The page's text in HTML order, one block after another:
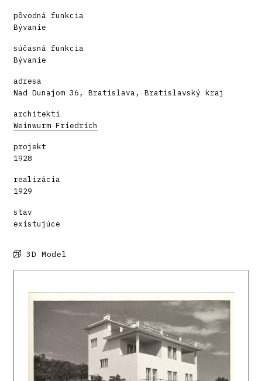
pôvodná funkcia
Bývanie
súčasná funkcia
Bývanie
adresa
Nad Dunajom 36, Bratislava, Bratislavský kraj
architekti
Weinwurm Friedrich
projekt
1928
realizácia
1929
stav
existujúce
3D Model